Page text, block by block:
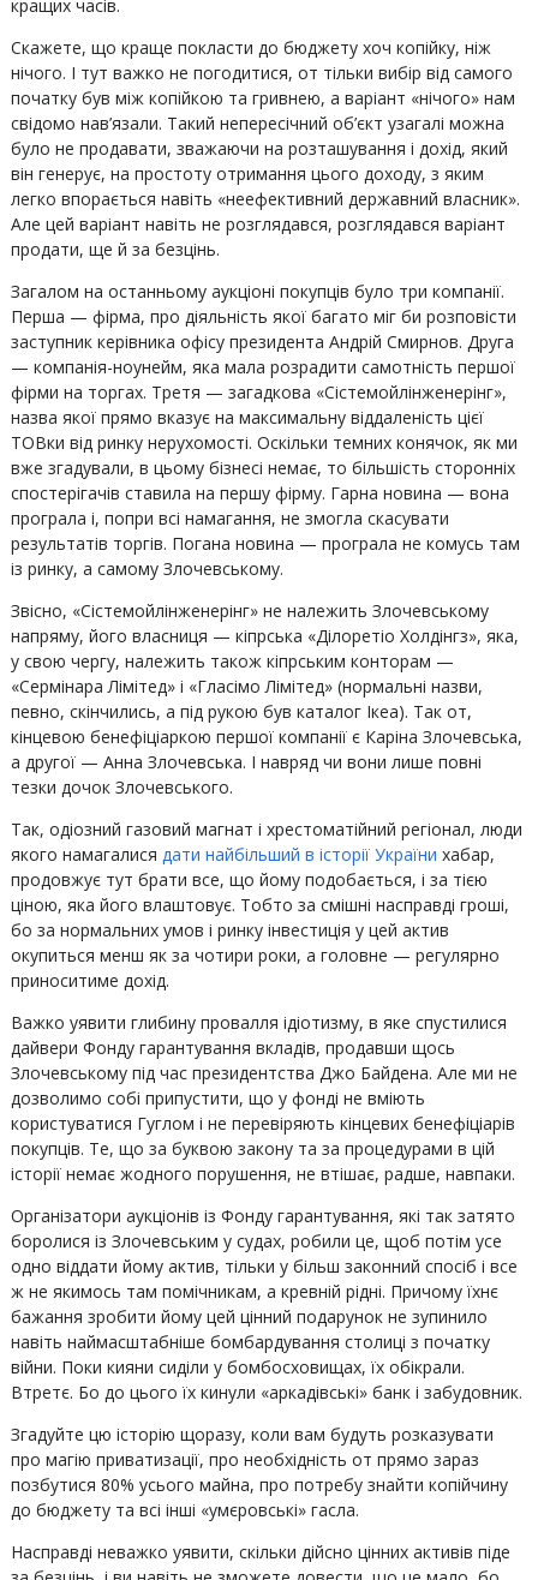
кращих часів.
Скажете, що краще покласти до бюджету хоч копійку, ніж
нічого. І тут важко не погодитися, от тільки вибір від самого
початку був між копійкою та гривнею, а варіант «нічого» нам
свідомо нав’язали. Такий непересічний об’єкт узагалі можна
було не продавати, зважаючи на розташування і дохід, який
він генерує, на простоту отримання цього доходу, з яким
легко впорається навіть «неефективний державний власник».
Але цей варіант навіть не розглядався, розглядався варіант
продати, ще й за безцінь.
Загалом на останньому аукціоні покупців було три компанії.
Перша — фірма, про діяльність якої багато міг би розповісти
заступник керівника офісу президента Андрій Смирнов. Друга
— компанія-ноунейм, яка мала розрадити самотність першої
фірми на торгах. Третя — загадкова «Сістемойлінженерінг»,
назва якої прямо вказує на максимальну віддаленість цієї
ТОВки від ринку нерухомості. Оскільки темних конячок, як ми
вже згадували, в цьому бізнесі немає, то більшість сторонніх
спостерігачів ставила на першу фірму. Гарна новина — вона
програла і, попри всі намагання, не змогла скасувати
результатів торгів. Погана новина — програла не комусь там
із ринку, а самому Злочевському.
Звісно, «Сістемойлінженерінг» не належить Злочевському
напряму, його власниця — кіпрська «Ділоретіо Холдінгз», яка,
у свою чергу, належить також кіпрським конторам —
«Сермінара Лімітед» і «Гласімо Лімітед» (нормальні назви,
певно, скінчились, а під рукою був каталог Ікеа). Так от,
кінцевою бенефіціаркою першої компанії є Каріна Злочевська,
а другої — Анна Злочевська. І навряд чи вони лише повні
тезки дочок Злочевського.
Так, одіозний газовий магнат і хрестоматійний регіонал, люди
якого намагалися дати найбільший в історії України хабар,
продовжує тут брати все, що йому подобається, і за тією
ціною, яка його влаштовує. Тобто за смішні насправді гроші,
бо за нормальних умов і ринку інвестиція у цей актив
окупиться менш як за чотири роки, а головне — регулярно
приноситиме дохід.
Важко уявити глибину провалля ідіотизму, в яке спустилися
дайвери Фонду гарантування вкладів, продавши щось
Злочевському під час президентства Джо Байдена. Але ми не
дозволимо собі припустити, що у фонді не вміють
користуватися Гуглом і не перевіряють кінцевих бенефіціарів
покупців. Те, що за буквою закону та за процедурами в цій
історії немає жодного порушення, не втішає, радше, навпаки.
Організатори аукціонів із Фонду гарантування, які так затято
боролися із Злочевським у судах, робили це, щоб потім усе
одно віддати йому актив, тільки у більш законний спосіб і все
ж не якимось там помічникам, а кревній рідні. Причому їхнє
бажання зробити йому цей цінний подарунок не зупинило
навіть наймасштабніше бомбардування столиці з початку
війни. Поки кияни сиділи у бомбосховищах, їх обікрали.
Втретє. Бо до цього їх кинули «аркадівські» банк і забудовник.
Згадуйте цю історію щоразу, коли вам будуть розказувати
про магію приватизації, про необхідність от прямо зараз
позбутися 80% усього майна, про потребу знайти копійчину
до бюджету та всі інші «умєровські» гасла.
Насправді неважко уявити, скільки дійсно цінних активів піде